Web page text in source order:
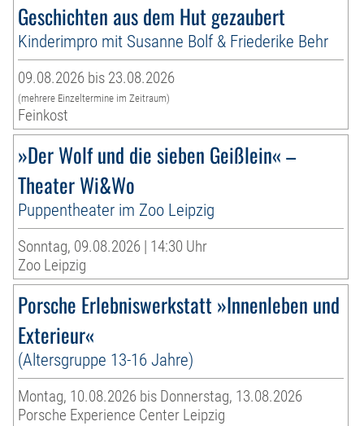
Geschichten aus dem Hut gezaubert
Kinderimpro mit Susanne Bolf & Friederike Behr
09.08.2026 bis 23.08.2026
(mehrere Einzeltermine im Zeitraum)
Feinkost
»Der Wolf und die sieben Geißlein« –
Theater Wi&Wo
Puppentheater im Zoo Leipzig
Sonntag, 09.08.2026 | 14:30 Uhr
Zoo Leipzig
Porsche Erlebniswerkstatt »Innenleben und
Exterieur«
(Altersgruppe 13-16 Jahre)
Montag, 10.08.2026 bis Donnerstag, 13.08.2026
Porsche Experience Center Leipzig